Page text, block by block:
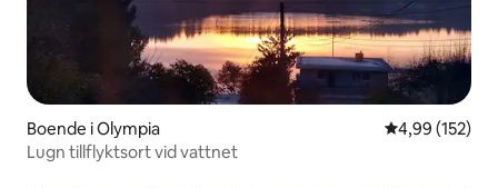
Boende i Olympia 4,99 av 5 i
4,99 (152)
Lugn tillflyktsort vid vattnet